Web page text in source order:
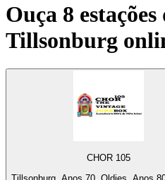
Ouça 8
Tillsonburg
CHOR 105